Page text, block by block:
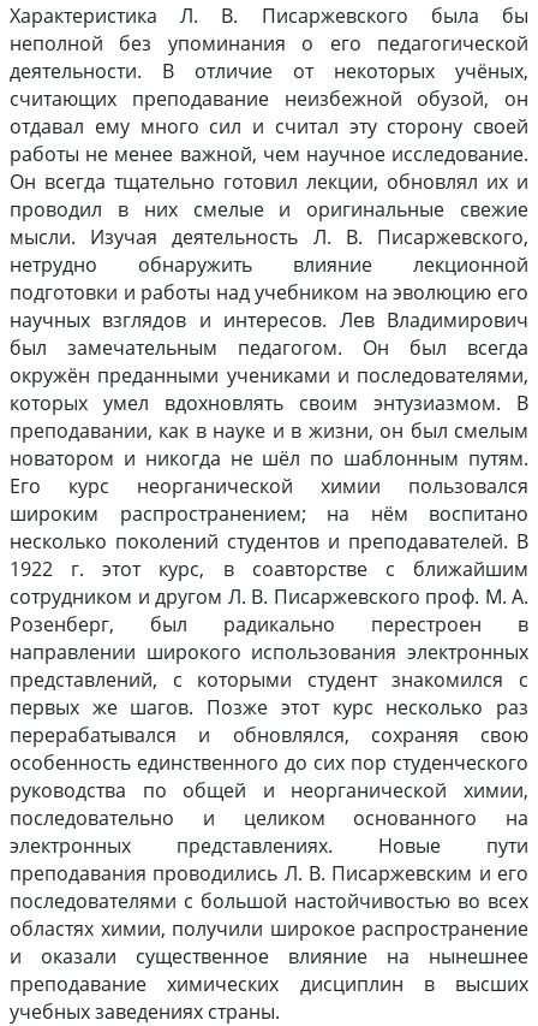
Характеристика Л. В. Писаржевского была бы
неполной без упоминания о его педагогической
деятельности. В отличие от некоторых учёных,
считающих преподавание неизбежной обузой, он
отдавал ему много сил и считал эту сторону своей
работы не менее важной, чем научное исследование.
Он всегда тщательно готовил лекции, обновлял их и
проводил в них смелые и оригинальные свежие
мысли. Изучая деятельность Л. В. Писаржевского,
нетрудно обнаружить влияние лекционной
подготовки и работы над учебником на эволюцию его
научных взглядов и интересов. Лев Владимирович
был замечательным педагогом. Он был всегда
окружён преданными учениками и последователями,
которых умел вдохновлять своим энтузиазмом. В
преподавании, как в науке и в жизни, он был смелым
новатором и никогда не шёл по шаблонным путям.
Его курс неорганической химии пользовался
широким распространением; на нём воспитано
несколько поколений студентов и преподавателей. В
1922 г. этот курс, в соавторстве с ближайшим
сотрудником и другом Л. В. Писаржевского проф. М. А.
Розенберг, был радикально перестроен в
направлении широкого использования электронных
представлений, с которыми студент знакомился с
первых же шагов. Позже этот курс несколько раз
перерабатывался и обновлялся, сохраняя свою
особенность единственного до сих пор студенческого
руководства по общей и неорганической химии,
последовательно и целиком основанного на
электронных представлениях. Новые пути
преподавания проводились Л. В. Писаржевским и его
последователями с большой настойчивостью во всех
областях химии, получили широкое распространение
и оказали существенное влияние на нынешнее
преподавание химических дисциплин в высших
учебных заведениях страны.